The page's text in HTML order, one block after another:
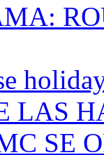
LAS
SE